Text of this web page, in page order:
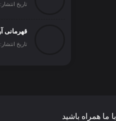
تاریخ انتشار: ۵ تیر ۱۴۰۵
تاریخ انتشار: ۵ تیر ۱۴۰۵
با ما همراه باشید